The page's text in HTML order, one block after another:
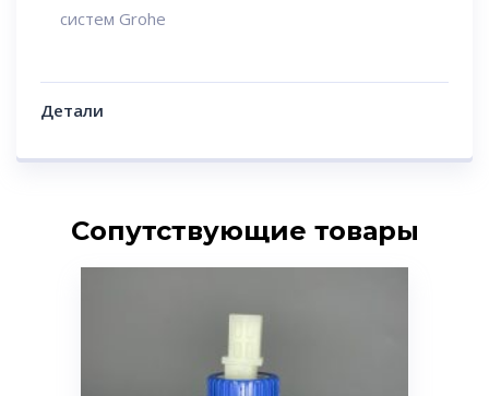
систем Grohe
Детали
Сопутствующие товары